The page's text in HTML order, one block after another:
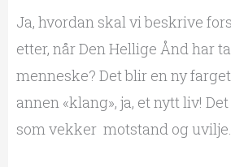
Ja, hvordan skal vi beskrive
etter, når Den Hellige Ånd har
menneske? Det blir en ny
annen «klang», ja, et nytt liv!
som vekker motstand og uvilje.